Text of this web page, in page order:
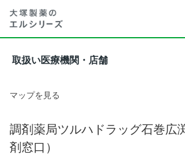
取扱い医療機関・店舗
マップを見る
調剤薬局ツルハドラッグ石巻広
剤窓口）